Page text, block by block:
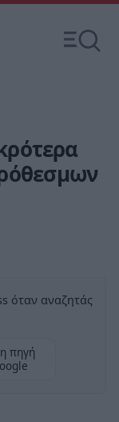
όταν αναζητάς
πηγή